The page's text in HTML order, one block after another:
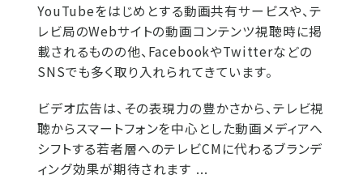
YouTubeをはじめとする動画共有サービスや、テ
レビ局のWebサイトの動画コンテンツ視聴時に掲
載されるものの他、FacebookやTwitterなどの
SNSでも多く取り入れられてきています。
ビデオ広告は、その表現力の豊かさから、テレビ視
聴からスマートフォンを中心とした動画メディアへ
シフトする若者層へのテレビCMに代わるブランデ
ィング効果が期待されます ...